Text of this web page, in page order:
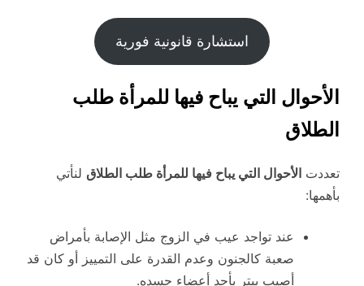
استشارة قانونية فورية
الأحوال التي يباح فيها للمرأة طلب
الطلاق
تعددت الأحوال التي يباح فيها للمرأة طلب الطلاق لنأتي
بأهمها:
عند تواجد عيب في الزوج مثل الإصابة بأمراض
صعبة كالجنون وعدم القدرة على التمييز أو كان قد
أصيب ببتر بأحد أعضاء جسده.